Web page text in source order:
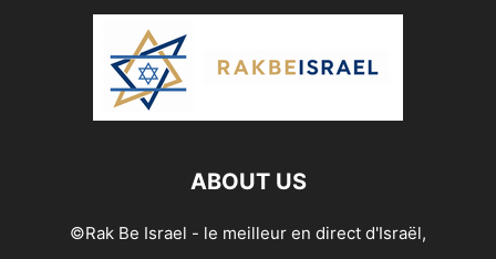
ABOUT US
©Rak Be Israel - le meilleur en direct d'Israël,